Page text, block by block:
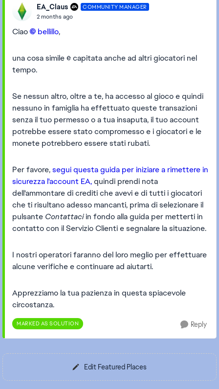
EA_Claus COMMUNITY MANAGER
2 months ago
Ciao bellillo​,
una cosa simile è capitata anche ad altri giocatori nel
tempo.
Se nessun altro, oltre a te, ha accesso al gioco e quindi
nessuno in famiglia ha effettuato queste transazioni
senza il tuo permesso o a tua insaputa, il tuo account
potrebbe essere stato compromesso e i giocatori e le
monete potrebbero essere stati rubati.
Per favore,segui questa guida per iniziare a rimettere in
sicurezza l'account EA,quindi prendi nota
dell'ammontare di crediti che avevi e di tutti i giocatori
che ti risultano adesso mancanti, prima di selezionare il
pulsante Contattaciin fondo alla guida per metterti in
contatto con il Servizio Clienti e segnalare la situazione.
I nostri operatori faranno del loro meglio per effettuare
alcune verifiche e continuare ad aiutarti.
Apprezziamo la tua pazienza in questa spiacevole
circostanza.
MARKED AS SOLUTION Reply
Edit Featured Places